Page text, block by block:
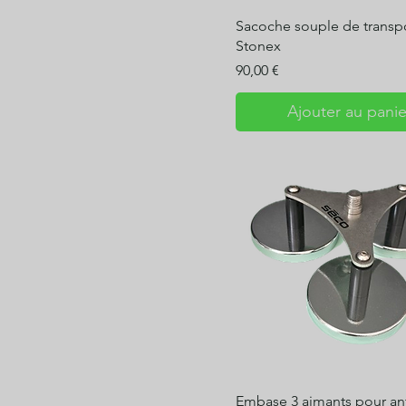
Sacoche souple de
Stonex
Prix
90,00 €
Ajouter au
Embase 3 aimants pour